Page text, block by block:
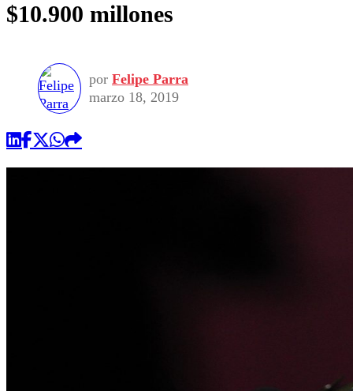
Colo Colo
Seleccion Chilena
Torneo Internacional
Entretención
Economía
Internacional
Publicaciones en medios
Opinión
$10.900 millones
por Felipe Parra
marzo 18, 2019